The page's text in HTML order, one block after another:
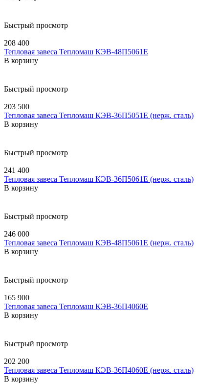
Быстрый просмотр
208 400
Тепловая завеса Тепломаш КЭВ-48П5061E
В корзину
Быстрый просмотр
203 500
Тепловая завеса Тепломаш КЭВ-36П5051E (нерж. сталь)
В корзину
Быстрый просмотр
241 400
Тепловая завеса Тепломаш КЭВ-36П5061E (нерж. сталь)
В корзину
Быстрый просмотр
246 000
Тепловая завеса Тепломаш КЭВ-48П5061E (нерж. сталь)
В корзину
Быстрый просмотр
165 900
Тепловая завеса Тепломаш КЭВ-36П4060E
В корзину
Быстрый просмотр
202 200
Тепловая завеса Тепломаш КЭВ-36П4060E (нерж. сталь)
В корзину